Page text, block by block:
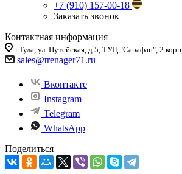
+7 (910) 157-00-18
Заказать звонок
Контактная информация
г.Тула, ул. Путейская, д.5, ТУЦ "Сарафан", 2
sales@trenager71.ru
Вконтакте
Instagram
Telegram
WhatsApp
Поделиться